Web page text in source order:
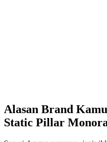
Alasan Brand
Static Pillar